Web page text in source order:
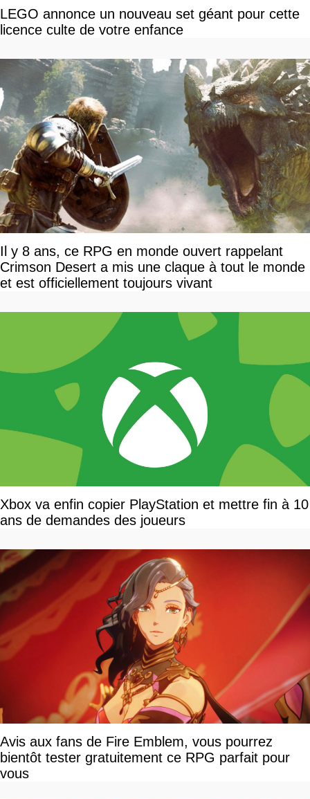
LEGO annonce un nouveau set géant pour cette
licence culte de votre enfance
Il y 8 ans, ce RPG en monde ouvert rappelant
Crimson Desert a mis une claque à tout le monde
et est officiellement toujours vivant
Xbox va enfin copier PlayStation et mettre fin à 10
ans de demandes des joueurs
Avis aux fans de Fire Emblem, vous pourrez
bientôt tester gratuitement ce RPG parfait pour
vous